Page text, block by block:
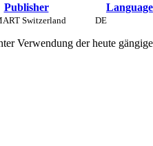
Publisher Language
Switzerland DE
Verwendung der heute